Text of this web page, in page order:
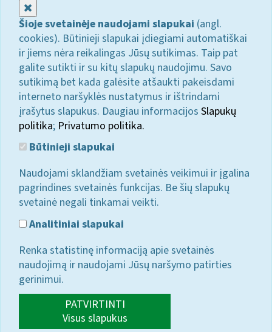
Šioje svetainėje naudojami slapukai (angl.
cookies). Būtinieji slapukai įdiegiami automatiškai
ir jiems nėra reikalingas Jūsų sutikimas. Taip pat
galite sutikti ir su kitų slapukų naudojimu. Savo
sutikimą bet kada galėsite atšaukti pakeisdami
interneto naršyklės nustatymus ir ištrindami
įrašytus slapukus. Daugiau informacijos Slapukų
politika; Privatumo politika.
Būtinieji slapukai
Naudojami sklandžiam svetainės veikimui ir įgalina
pagrindines svetainės funkcijas. Be šių slapukų
svetainė negali tinkamai veikti.
Analitiniai slapukai
Renka statistinę informaciją apie svetainės
naudojimą ir naudojami Jūsų naršymo patirties
gerinimui.
PATVIRTINTI
Visus slapukus